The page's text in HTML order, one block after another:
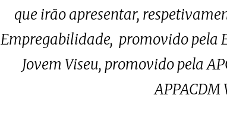
que irão apresentar,
Empregabilidade, promovido pela
Jovem Viseu, promovido pela
APPACDM